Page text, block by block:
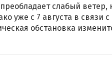
слабый ветер,
уже с 7 августа в связи
обстановка